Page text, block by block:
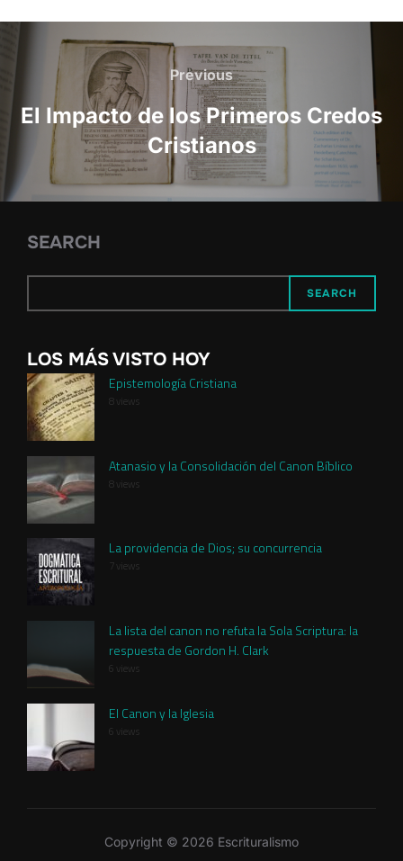
Post
navigation
Previous
Previous
El Impacto de los Primeros Credos
Cristianos
SEARCH
SEARCH
LOS MÁS VISTO HOY
Epistemología Cristiana
8 views
Atanasio y la Consolidación del Canon Bíblico
8 views
La providencia de Dios; su concurrencia
7 views
La lista del canon no refuta la Sola Scriptura: la
respuesta de Gordon H. Clark
6 views
El Canon y la Iglesia
6 views
Copyright © 2026 Escrituralismo